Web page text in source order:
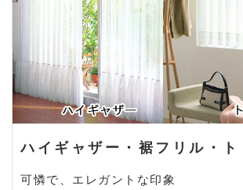
ハイギャザー・裾フリル・ト
可憐で、エレガントな印象